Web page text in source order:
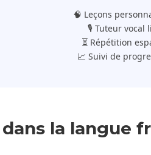
🧠 Leçons
🎙️ Tuteur vocal
⏳ Répétition
📈 Suivi de
la langue